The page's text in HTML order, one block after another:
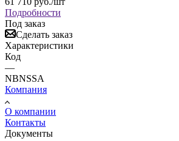
Подробности
Под заказ
Сделать заказ
Характеристики
Код
—
NBNSSA
Компания
О компании
Контакты
Документы